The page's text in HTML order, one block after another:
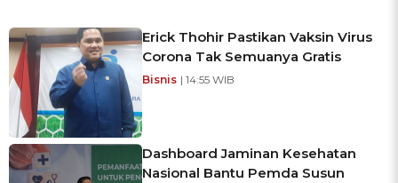
Erick Thohir Pastikan Vaksin Virus
Corona Tak Semuanya Gratis
Bisnis | 14:55 WIB
Dashboard Jaminan Kesehatan
Nasional Bantu Pemda Susun